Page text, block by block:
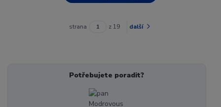
strana z 19 další
Potřebujete poradit?